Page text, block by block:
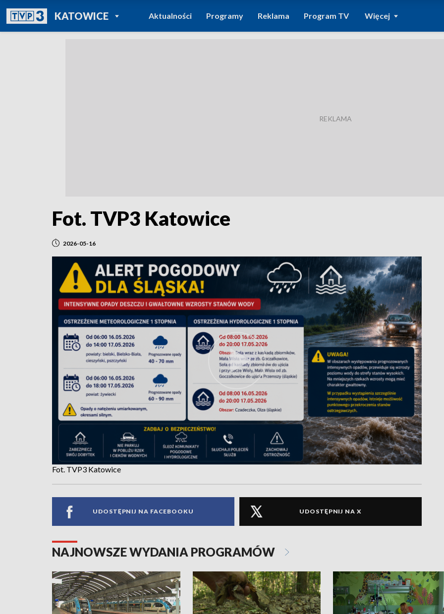
KATOWICEPOWRÓT DO
TVP REGIONY
Aktualności Programy Reklama Program TV Więcej
Fot. TVP3 Katowice
2026-05-16
Fot. TVP3 Katowice
UDOSTĘPNIJ NA FACEBOOKU UDOSTĘPNIJ NA X
NAJNOWSZE WYDANIA PROGRAMÓW